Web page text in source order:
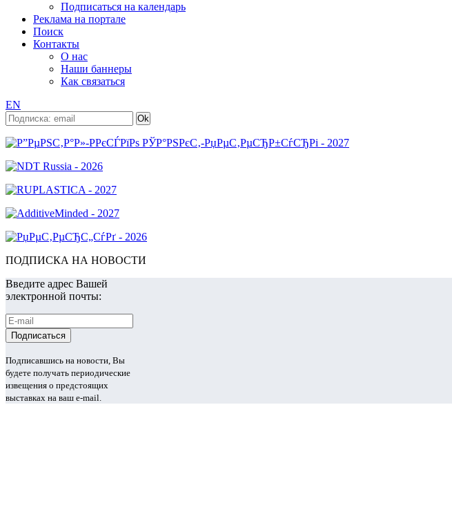
Подписаться на календарь
Реклама на портале
Поиск
Контакты
О нас
Наши баннеры
Как связаться
EN
ПОДПИСКА НА НОВОСТИ
Введите адрес Вашей
электронной почты:
Подписавшись на новости, Вы
будете получать периодические
извещения о предстоящих
выставках на ваш e-mail.